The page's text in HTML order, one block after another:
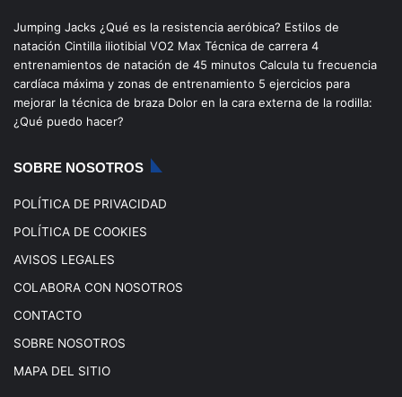
b
o
u
b
a
g
o
k
Jumping Jacks ¿Qué es la resistencia aeróbica? Estilos de
natación Cintilla iliotibial VO2 Max Técnica de carrera 4
entrenamientos de natación de 45 minutos Calcula tu frecuencia
cardíaca máxima y zonas de entrenamiento 5 ejercicios para
mejorar la técnica de braza Dolor en la cara externa de la rodilla:
¿Qué puedo hacer?
SOBRE NOSOTROS
POLÍTICA DE PRIVACIDAD
POLÍTICA DE COOKIES
AVISOS LEGALES
COLABORA CON NOSOTROS
CONTACTO
SOBRE NOSOTROS
MAPA DEL SITIO